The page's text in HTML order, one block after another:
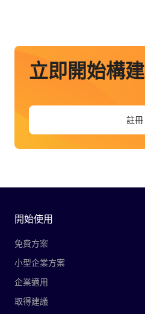
立即開始構建
註冊
開始使用
免費方案
小型企業方案
企業適用
取得建議